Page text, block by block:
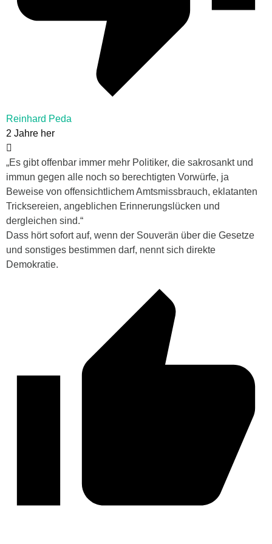
Reinhard Peda
2 Jahre her
„Es gibt offenbar immer mehr Politiker, die sakrosankt und
immun gegen alle noch so berechtigten Vorwürfe, ja
Beweise von offensichtlichem Amtsmissbrauch, eklatanten
Tricksereien, angeblichen Erinnerungslücken und
dergleichen sind.“
Dass hört sofort auf, wenn der Souverän über die Gesetze
und sonstiges bestimmen darf, nennt sich direkte
Demokratie.